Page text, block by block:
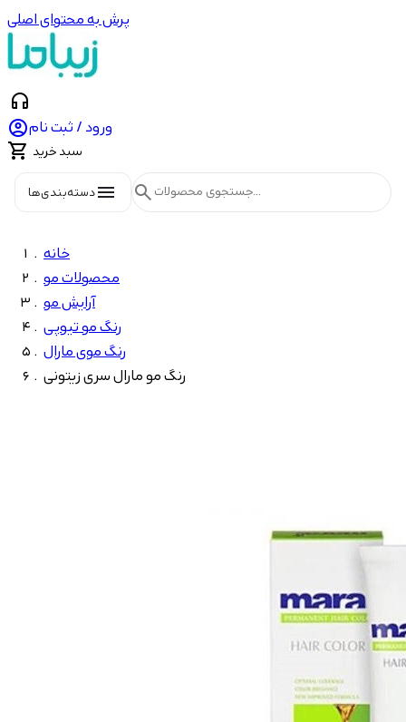
پرش به محتوای اصلی
headphones
ورود / ثبت نام
 سبد خرید
menuدسته‌بندی‌ها search
خانه
محصولات مو
آرایش مو
رنگ مو تیوپی
رنگ موی مارال
رنگ مو مارال سری زیتونی